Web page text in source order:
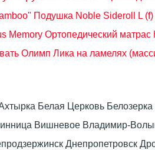
Подушка Noble Sideroll L (f)
Memory Ортопедический
Олимп Лика на ламелях
Белая Церковь
Вишневое Владимир-